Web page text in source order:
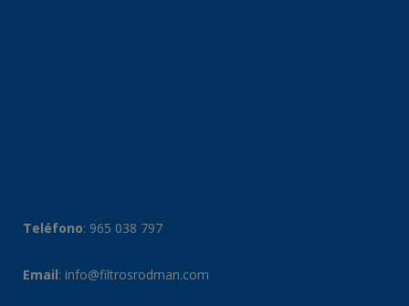
Teléfono: 965 038 797
Email: info@filtrosrodman.com